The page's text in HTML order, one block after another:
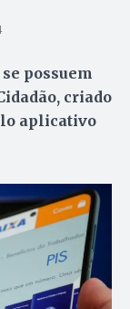
possuem
criado
aplicativo